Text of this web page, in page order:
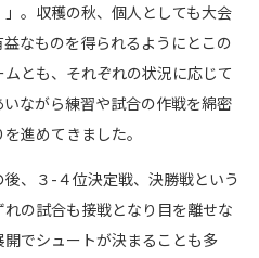
。収穫の秋、個人としても大会
なものを得られるようにとこの
とも、それぞれの状況に応じて
ながら練習や試合の作戦を綿密
進めてきました。
、３-４位決定戦、決勝戦という
の試合も接戦となり目を離せな
でシュートが決まることも多